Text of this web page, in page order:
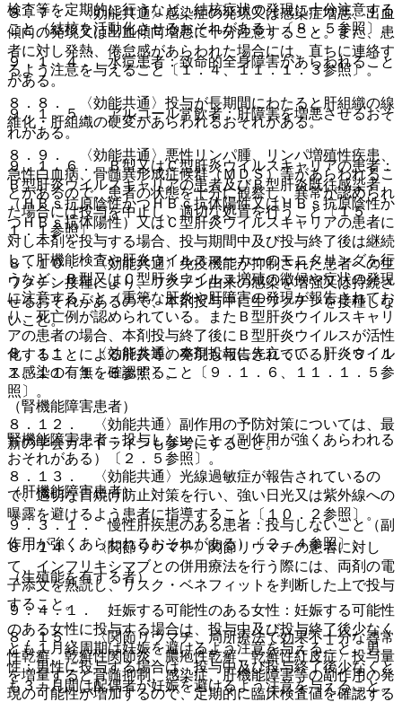
検査等を定期的に行うなど、結核症状の発現に十分注意する
こと（結核を活動化させるおそれがある）〔８．５参照〕。
９．１．４． 水痘患者：致命的全身障害があらわれること
がある。
９．１．５． アルコール常飲者：肝障害を増悪させるおそ
れがある。
９．１．６． Ｂ型又はＣ型肝炎ウイルスキャリアの患者：
Ｂ型肝炎ウイルスキャリアの患者及びＢ型肝炎既往感染者
（ＨＢｓ抗原陰性かつＨＢｃ抗体陽性又はＨＢｓ抗原陰性か
つＨＢｓ抗体陽性）又はＣ型肝炎ウイルスキャリアの患者に
対し本剤を投与する場合、投与期間中及び投与終了後は継続
して肝機能検査や肝炎ウイルスマーカーのモニタリングを行
うなど、Ｂ型又はＣ型肝炎ウイルス増殖の徴候や症状の発現
に注意すること（重篤な肝炎や肝障害の発現が報告されてお
り、死亡例が認められている。またＢ型肝炎ウイルスキャリ
アの患者の場合、本剤投与終了後にＢ型肝炎ウイルスが活性
化することによる肝炎等の発現も報告されている）〔８．１
１、１１．１．５参照〕。
（腎機能障害患者）
腎機能障害患者：投与しないこと（副作用が強くあらわれる
おそれがある）〔２．５参照〕。
（肝機能障害患者）
９．３．１． 慢性肝疾患のある患者：投与しないこと（副
作用が強くあらわれるおそれがある）〔２．４参照〕。
（生殖能を有する者）
９．４．１． 妊娠する可能性のある女性：妊娠する可能性
のある女性に投与する場合は、投与中及び投与終了後少なく
とも１月経周期は妊娠を避けるよう注意を与えること。男
性：男性に投与する場合は、投与中及び投与終了後少なくと
も３ヵ月間は配偶者が妊娠を避けるよう注意を与えること。
８．７． 〈効能共通〉感染症の発現又は感染症増悪、出血
傾向の発現又は出血傾向増悪に十分注意すること。また、患
者に対し発熱、倦怠感があらわれた場合には、直ちに連絡す
るよう注意を与えること〔１．４、１１．１．３参照〕。
８．８． 〈効能共通〉投与が長期間にわたると肝組織の線
維化・肝組織の硬変があらわれるおそれがある。
８．９． 〈効能共通〉悪性リンパ腫、リンパ増殖性疾患、
急性白血病、骨髄異形成症候群（ＭＤＳ）等があらわれるこ
とがあるので、患者の状態を十分に観察し、異常が認められ
た場合には投与を中止し、適切な処置を行うこと〔１５．
１．１参照〕。
８．１０． 〈効能共通〉免疫機能が抑制された患者への生
ワクチン接種により、ワクチン由来の感染を増強又は持続さ
せるおそれがあるので、本剤投与中に生ワクチンを接種しな
いこと。
８．１１． 〈効能共通〉本剤投与に先立って、肝炎ウイル
ス感染の有無を確認すること〔９．１．６、１１．１．５参
照〕。
８．１２． 〈効能共通〉副作用の予防対策については、最
新の学会ガイドラインも参考にすること。
８．１３． 〈効能共通〉光線過敏症が報告されているの
で、適切な日焼け防止対策を行い、強い日光又は紫外線への
曝露を避けるよう患者に指導すること〔１０．２参照〕。
８．１４． 〈関節リウマチ〉関節リウマチの患者に対し
て、インフリキシマブとの併用療法を行う際には、両剤の電
子添文を熟読し、リスク・ベネフィットを判断した上で投与
すること。
８．１５． 〈関節リウマチ、局所療法で効果不十分な尋常
性乾癬、乾癬性関節炎、膿疱性乾癬、乾癬性紅皮症〉投与量
を増量すると骨髄抑制、感染症、肝機能障害等の副作用の発
現の可能性が増加するので、定期的に臨床検査値を確認する